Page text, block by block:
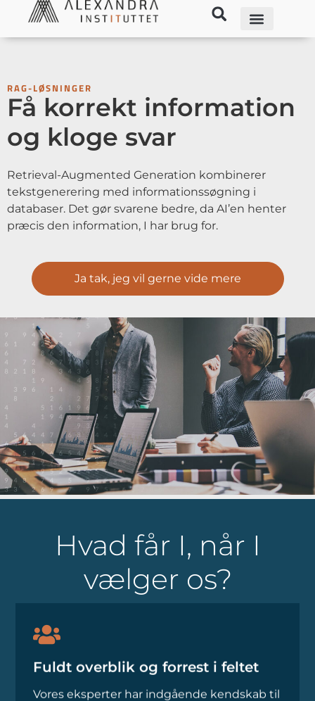
RAG-LØSNINGER
Få korrekt information
og kloge svar
Retrieval-Augmented Generation kombinerer
tekstgenerering med informationssøgning i
databaser. Det gør svarene bedre, da AI’en henter
præcis den information, I har brug for.
Ja tak, jeg vil gerne vide mere
Hvad får I, når I
vælger os?
Fuldt overblik og forrest i feltet
Vores eksperter har indgående kendskab til